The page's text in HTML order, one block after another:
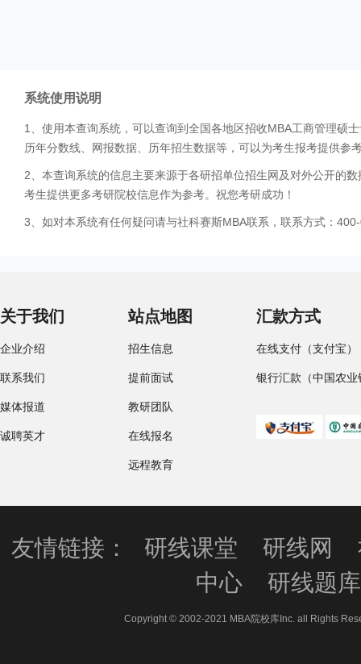
系统使用说明
1、使用本查询系统，可以查询到全国各地区招收MBA工商管理硕
历年分数线、网报数据、历年招生数据等，可以为考生报考提供参
2、本查询系统的信息主要来源于各研招单位招生网及对外公开的
考生提供更多考研院校信息作为参考。祝您考研成功！
3、如对本系统有任何疑问请与社科赛斯MBA联系，联系方式：
关于我们
企业介绍
联系我们
媒体报道
诚聘英才
站点地图
招生信息
提前面试
教研团队
在线报名
远程教育
汇款方式
在线支付（支付宝）
银行汇款（中国农业
友情链接： 研线课堂 研线网
中心
研线题库
Copyright © 2002-2021 MBA院校库Inc. all Rights